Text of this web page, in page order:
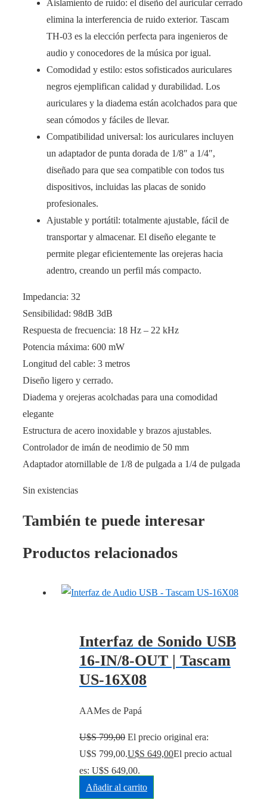
Aislamiento de ruido: el diseño del auricular cerrado
elimina la interferencia de ruido exterior. Tascam
TH-03 es la elección perfecta para ingenieros de
audio y conocedores de la música por igual.
Comodidad y estilo: estos sofisticados auriculares
negros ejemplifican calidad y durabilidad. Los
auriculares y la diadema están acolchados para que
sean cómodos y fáciles de llevar.
Compatibilidad universal: los auriculares incluyen
un adaptador de punta dorada de 1/8″ a 1/4″,
diseñado para que sea compatible con todos tus
dispositivos, incluidas las placas de sonido
profesionales.
Ajustable y portátil: totalmente ajustable, fácil de
transportar y almacenar. El diseño elegante te
permite plegar eficientemente las orejeras hacia
adentro, creando un perfil más compacto.
Impedancia: 32
Sensibilidad: 98dB 3dB
Respuesta de frecuencia: 18 Hz – 22 kHz
Potencia máxima: 600 mW
Longitud del cable: 3 metros
Diseño ligero y cerrado.
Diadema y orejeras acolchadas para una comodidad
elegante
Estructura de acero inoxidable y brazos ajustables.
Controlador de imán de neodimio de 50 mm
Adaptador atornillable de 1/8 de pulgada a 1/4 de pulgada
Sin existencias
También te puede interesar
Productos relacionados
Interfaz de Sonido USB
16-IN/8-OUT | Tascam
US-16X08
AAMes de Papá
U$S799,00 El precio original era:
U$S 799,00.U$S 649,00El precio actual
es: U$S 649,00.
Añadir al carrito